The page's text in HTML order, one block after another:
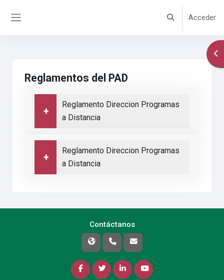
Selector de
Acceder
Reglamentos del PAD
Reglamento Direccion Programas
a Distancia
Reglamento Direccion Programas
a Distancia
Contáctanos